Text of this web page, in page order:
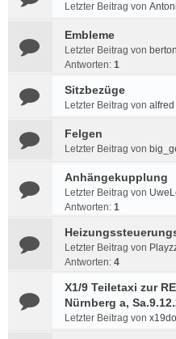
Letzter Beitrag von
Embleme
Letzter Beitrag von
Antworten: 1
Sitzbezüge
Letzter Beitrag von alfred
Felgen
Letzter Beitrag von
Anhängekupplung
Letzter Beitrag von
Antworten: 1
Letzter Beitrag von
Antworten: 4
X1/9 Teiletaxi zur
Nürnberg a,
Letzter Beitrag von